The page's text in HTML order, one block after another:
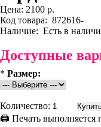
Цена: 2100 р.
Код товара: 872616-
Наличие: Есть в
Доступные
* Размер:
Количество:
🖨 Печать выполняется